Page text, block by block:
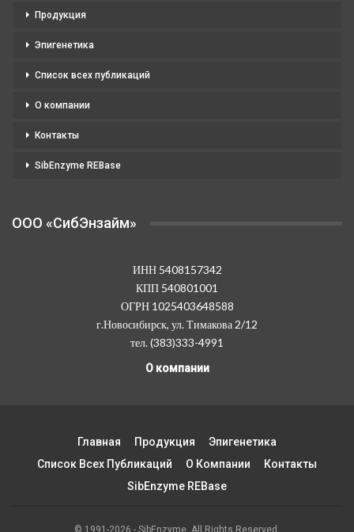
Продукция
Эпигенетика
Список всех публикаций
О компании
Контакты
SibEnzyme REBase
OOO «СибЭнзайм»
ИНН 5408157342
КПП 540801001
ОГРН 1025403648588
г.Новосибирск, ул. Тимакова 2/12
тел. (383)333-4991
О компании
Главная Продукция
Эпигенетика
Список Всех Публикаций
О Компании
Контакты
SibEnzyme REBase
© 1991-2026 - SibEnzyme. All Rights Reserved.